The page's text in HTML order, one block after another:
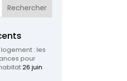
: les
pour
26 juin